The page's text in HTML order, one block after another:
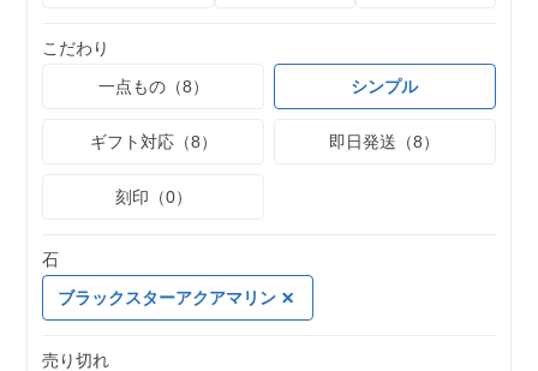
こだわり
一点もの（8）
シンプル
ギフト対応（8） 即日発送（8）
刻印（0）
石
ブラックスターアクアマリン
売り切れ